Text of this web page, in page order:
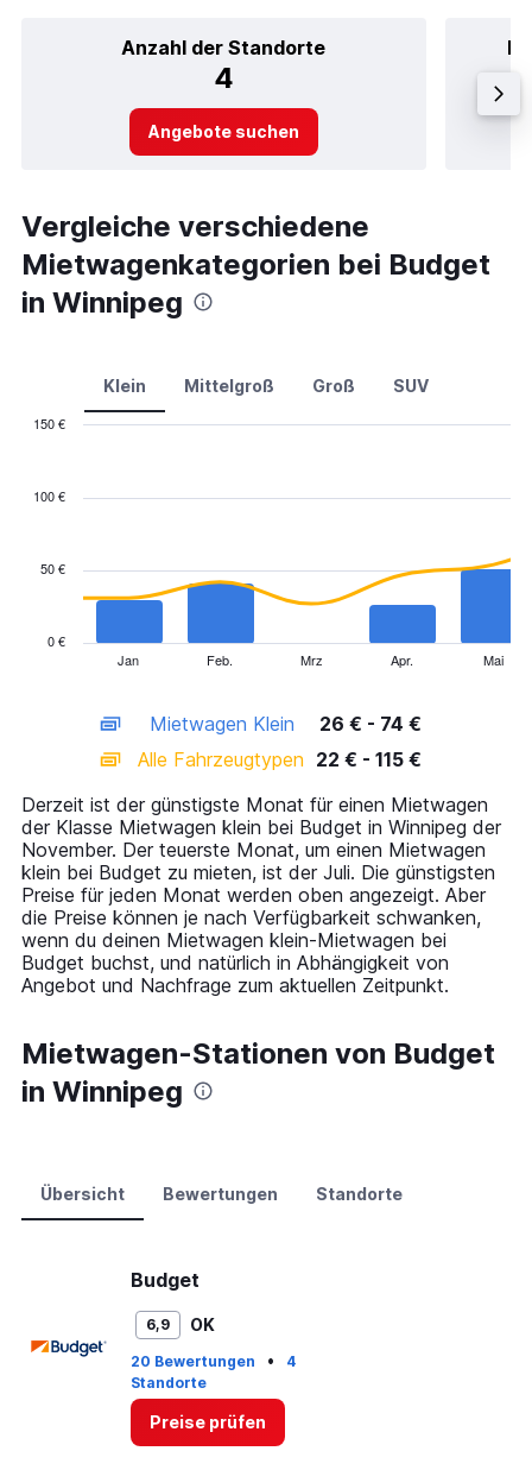
Anzahl der Standorte
4
Angebote suchen
Vergleiche verschiedene
Mietwagenkategorien bei Budget
in Winnipeg
Klein Mittelgroß Groß SUV
has
displaying
categories.
14
categories.
The
chart
has
1
Y
axis
displaying
values.
0
to
150.
Jan Feb. Mrz Apr. Mai
0 €
50 €
100 €
150 €
Mietwagen Klein
26 € - 74 €
Alle Fahrzeugtypen 22 € - 115 €
Derzeit ist der günstigste Monat für einen Mietwagen
der Klasse Mietwagen klein bei Budget in Winnipeg der
November. Der teuerste Monat, um einen Mietwagen
klein bei Budget zu mieten, ist der Juli. Die günstigsten
Preise für jeden Monat werden oben angezeigt. Aber
die Preise können je nach Verfügbarkeit schwanken,
wenn du deinen Mietwagen klein-Mietwagen bei
Budget buchst, und natürlich in Abhängigkeit von
Angebot und Nachfrage zum aktuellen Zeitpunkt.
Mietwagen-Stationen von Budget
in Winnipeg
Übersicht Bewertungen Standorte
Budget
6,9 OK
20 Bewertungen •
4
Standorte
Preise prüfen